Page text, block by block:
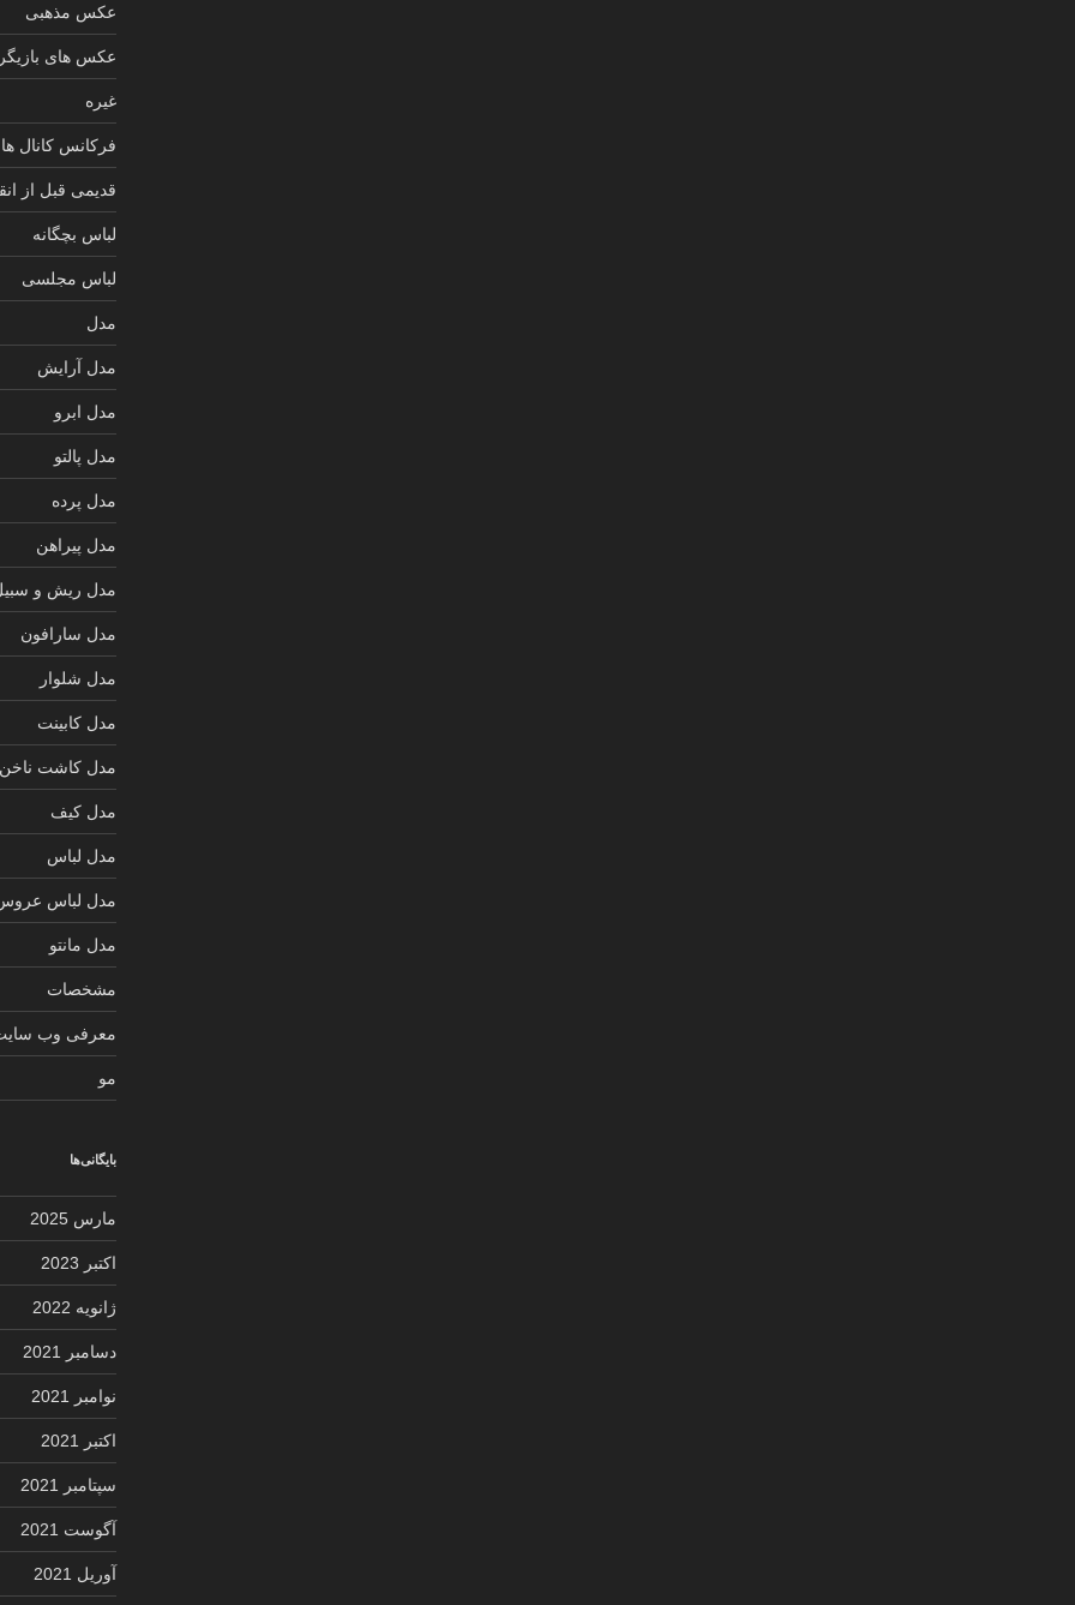
عکس مذهبی
عکس های
غیره
فرکانس کانال
قدیمی قبل از
لباس بچگانه
لباس مجلسی
مدل
مدل آرایش
مدل ابرو
مدل پالتو
مدل پرده
مدل پیراهن
مدل ریش و
مدل سارافون
مدل شلوار
مدل کابینت
مدل کاشت ناخن
مدل کیف
مدل لباس
مدل لباس
مدل مانتو
مشخصات
معرفی وب
مو
بایگانی‌ها
مارس 2025
اکتبر 2023
ژانویه 2022
دسامبر 2021
نوامبر 2021
اکتبر 2021
سپتامبر 2021
آگوست 2021
آوریل 2021